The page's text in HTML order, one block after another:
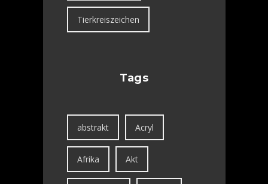
Tierkreiszeichen
Tags
abstrakt Acryl
Afrika Akt